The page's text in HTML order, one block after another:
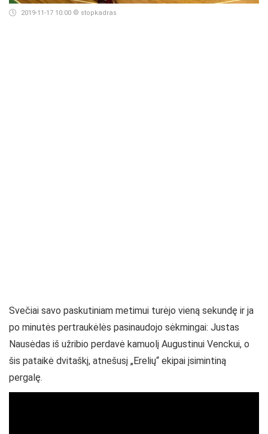
2019-11-17 10:00 © stopkadras
Svečiai savo paskutiniam metimui turėjo vieną sekundę ir ja
po minutės pertraukėlės pasinaudojo sėkmingai: Justas
Nausėdas iš užribio perdavė kamuolį Augustinui Venckui, o
šis pataikė dvitaškį, atnešusį „Erelių“ ekipai įsimintiną
pergalę.